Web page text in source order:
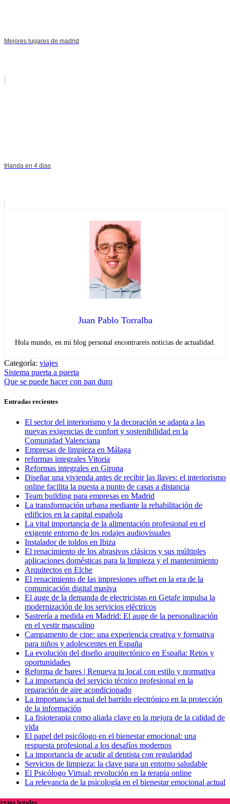
Mejores lugares de madrid
Irlanda en 4 dias
Juan Pablo Torralba
Hola mundo, en mi blog personal encontrareis noticias de actualidad.
Categoría: viajes
Navegación
de
entradas
Entrada
anterior:
Sistema puerta a puerta
Entrada
Que se puede hacer con pan duro
Entradas recientes
El sector del interiorismo y la decoración se adapta a las
nuevas exigencias de confort y sostenibilidad en la
Comunidad Valenciana
Empresas de limpieza en Málaga
reformas integrales Vitoria
Reformas integrales en Girona
Diseñar una vivienda antes de recibir las llaves: el interiorismo
online facilita la puesta a punto de casas a distancia
Team building para empresas en Madrid
La transformación urbana mediante la rehabilitación de
edificios en la capital española
La vital importancia de la alimentación profesional en el
exigente entorno de los rodajes audiovisuales
Instalador de toldos en Ibiza
El renacimiento de los abrasivos clásicos y sus múltiples
aplicaciones domésticas para la limpieza y el mantenimiento
Arquitectos en Elche
El renacimiento de las impresiones offset en la era de la
comunicación digital masiva
El auge de la demanda de electricistas en Getafe impulsa la
modernización de los servicios eléctricos
Sastrería a medida en Madrid: El auge de la personalización
en el vestir masculino
Campamento de cine: una experiencia creativa y formativa
para niños y adolescentes en España
La evolución del diseño arquitectónico en España: Retos y
oportunidades
Reforma de bares | Renueva tu local con estilo y normativa
La importancia del servicio técnico profesional en la
reparación de aire acondicionado
La importancia actual del barrido electrónico en la protección
de la información
La fisioterapia como aliada clave en la mejora de la calidad de
vida
El papel del psicólogo en el bienestar emocional: una
respuesta profesional a los desafíos modernos
La importancia de acudir al dentista con regularidad
Servicios de limpieza: la clave para un entorno saludable
El Psicólogo Virtual: revolución en la terapia online
La relevancia de la psicología en el bienestar emocional actual
legales